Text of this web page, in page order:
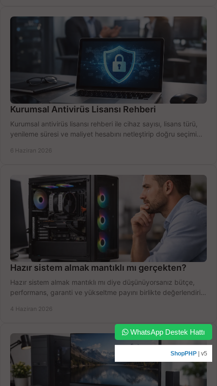
Kurumsal Antivirüs Lisansı Rehberi
Kurumsal antivirüs lisansı rehberi ile cihaz sayısı, lisans türü,
yenileme süresi ve maliyet hesabını netleştirip doğru seçimi
6 Haziran 2026
Hazır sistem almak mantıklı mı gerçekten?
Hazır sistem almak mantıklı mı diye düşünüyorsanız bütçe,
performans, garanti ve yükseltme payını birlikte değerlendirin,
4 Haziran 2026
WhatsApp Destek Hattı
ShopPHP | v5